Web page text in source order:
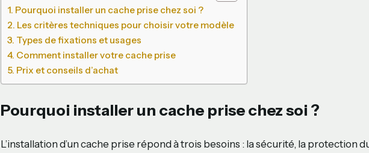
Pourquoi installer un cache prise chez soi ?
Les critères techniques pour choisir votre modèle
Types de fixations et usages
Comment installer votre cache prise
Prix et conseils d’achat
Pourquoi installer un cache prise chez soi ?
L’installation d’un cache prise répond à trois besoins : la sécurité, la protection